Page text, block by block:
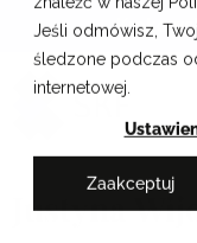
Jeśli odmówisz,
śledzone podczas
internetowej.
Zaakceptuj
Przejdź
treści
Justyna